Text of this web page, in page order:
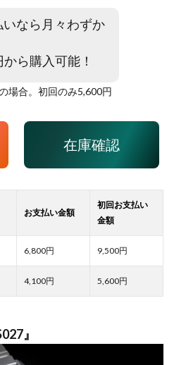
なら月々わずか
から購入可能！
場合。初回のみ5,600円
在庫確認
6,800 9,500
4,100 5,600
』